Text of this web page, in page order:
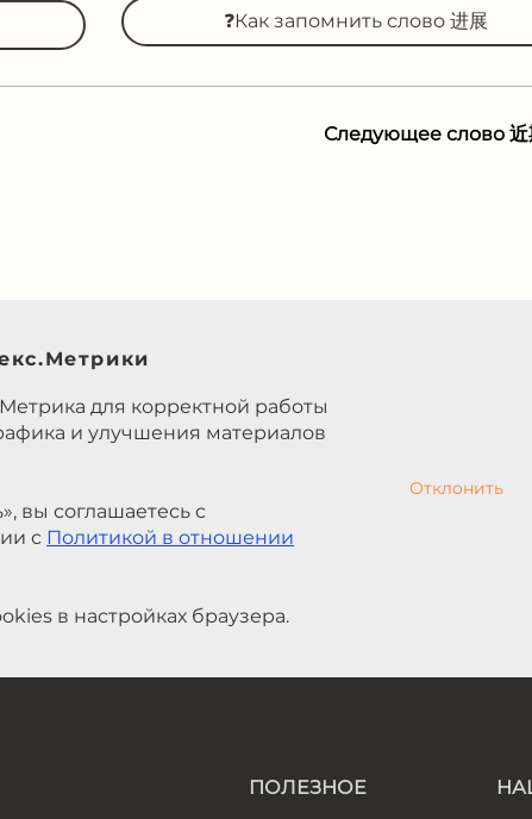
❓Как запомнить слово 进展
Следующее слово 近
для корректной работы
и улучшения материалов
вы соглашаетесь с
с Политикой в отношении
в настройках браузера.
Отклонить
ПОЛЕЗНОЕ